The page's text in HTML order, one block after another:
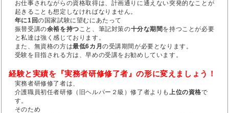
お仕事されながらの資格取得は、計画通りに通えない突発的なことが
起きることも想定しなければなりません。
年に1回の国家試験に望むにあたって
振替受講の余裕を持つこと、筆記対策の十分な期間を持つことが必要
と私達は強く感じております。
また、無資格の方は最低6カ月の受講期間が必要となります。
受験を目指される方は、早めの受講をお勧めしています。
経験と実績を『実務者研修修了者』の形に変えましょう！
実務者研修修了者は、
介護職員初任者研修（旧ヘルパー２級）修了者よりも上位の資格で
す。
そのため